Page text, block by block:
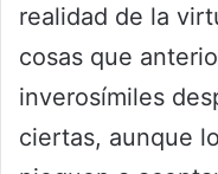
realidad de la
cosas que
inverosímiles
ciertas, aunque